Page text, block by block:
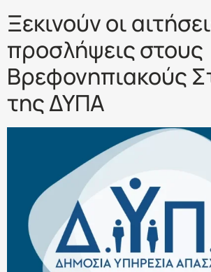
Ξεκινούν οι
προσλήψεις στους
Βρεφονηπιακούς
της ΔΥΠΑ